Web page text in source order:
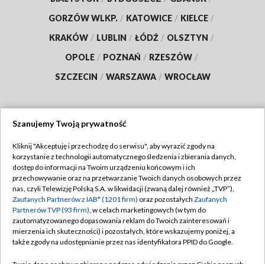
GORZÓW WLKP. / KATOWICE / KIELCE /
KRAKÓW / LUBLIN / ŁÓDŹ / OLSZTYN /
OPOLE / POZNAŃ / RZESZÓW /
SZCZECIN / WARSZAWA / WROCŁAW
TVP
Abonament TVP
Emisja w TVP
Centrum informacji TVP
Naziemna Telewizja Cyfrowa
Regulamin TVP
Polityka prywatności
Moje zgody
Pomoc
Szanujemy Twoją prywatność
Kliknij "Akceptuję i przechodzę do serwisu", aby wyrazić zgody na
korzystanie z technologii automatycznego śledzenia i zbierania danych,
dostęp do informacji na Twoim urządzeniu końcowym i ich
przechowywanie oraz na przetwarzanie Twoich danych osobowych przez
nas, czyli Telewizję Polską S.A. w likwidacji (zwaną dalej również „TVP”),
Zaufanych Partnerów z IAB* (1201 firm) oraz pozostałych Zaufanych
Partnerów TVP (93 firm), w celach marketingowych (w tym do
zautomatyzowanego dopasowania reklam do Twoich zainteresowań i
mierzenia ich skuteczności) i pozostałych, które wskazujemy poniżej, a
także zgody na udostępnianie przez nas identyfikatora PPID do Google.